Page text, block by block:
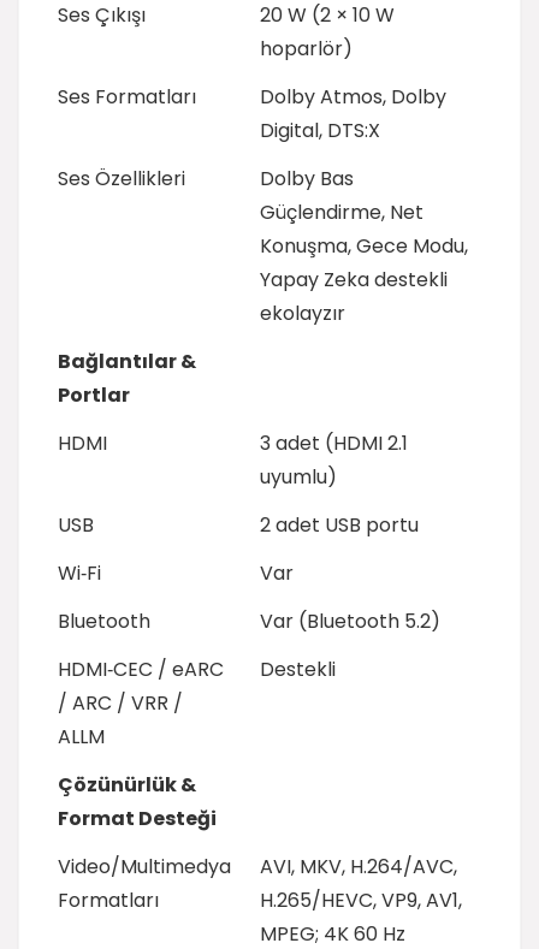
Ses Çıkışı
20 W (2 × 10 W
hoparlör)
Ses Formatları
Dolby Atmos, Dolby
Digital, DTS:X
Ses Özellikleri
Dolby Bas
Güçlendirme, Net
Konuşma, Gece Modu,
Yapay Zeka destekli
ekolayzır
Bağlantılar &
Portlar
HDMI
3 adet (HDMI 2.1
uyumlu)
USB
2 adet USB portu
Wi‑Fi
Var
Bluetooth
Var (Bluetooth 5.2)
HDMI‑CEC / eARC
/ ARC / VRR /
ALLM
Destekli
Çözünürlük &
Format Desteği
Video/Multimedya
Formatları
AVI, MKV, H.264/AVC,
H.265/HEVC, VP9, AV1,
MPEG; 4K 60 Hz